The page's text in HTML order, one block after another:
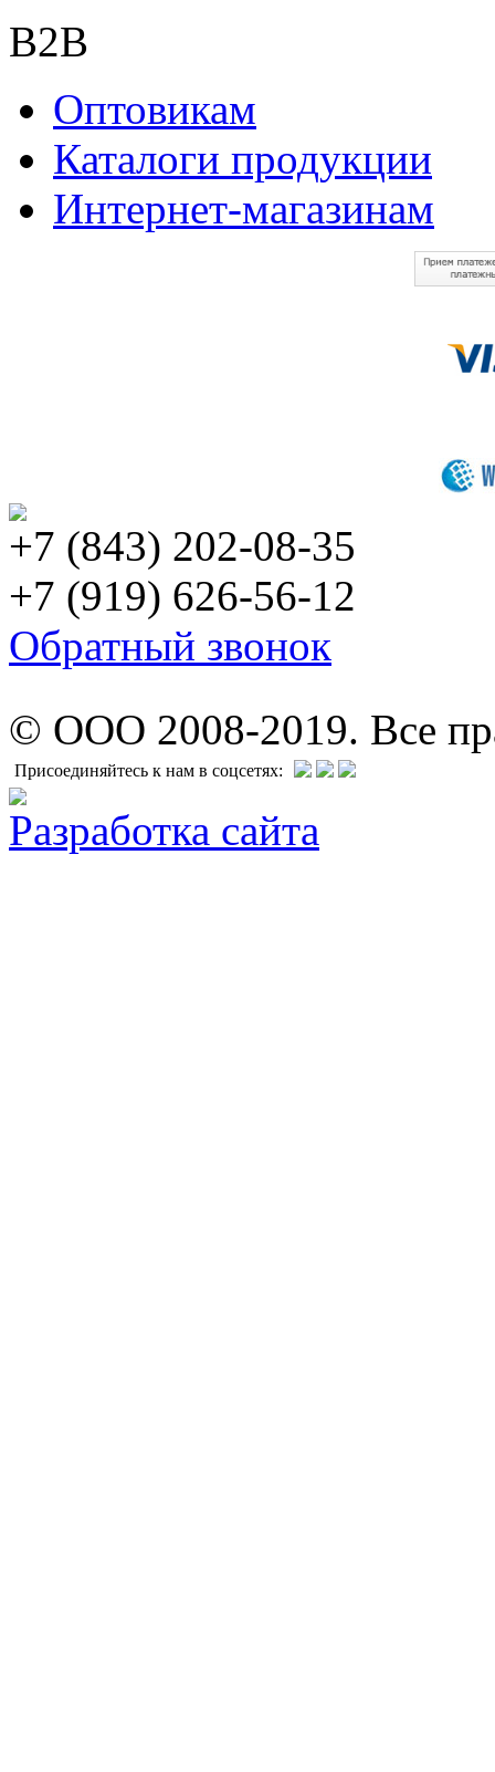
B2B
Оптовикам
Каталоги продукции
Интернет-магазинам
+7 (843) 202-08-35
+7 (919) 626-56-12
Обратный звонок
© ООО 2008-2019. Все
Присоединяйтесь к нам в соцсетях:
Разработка сайта